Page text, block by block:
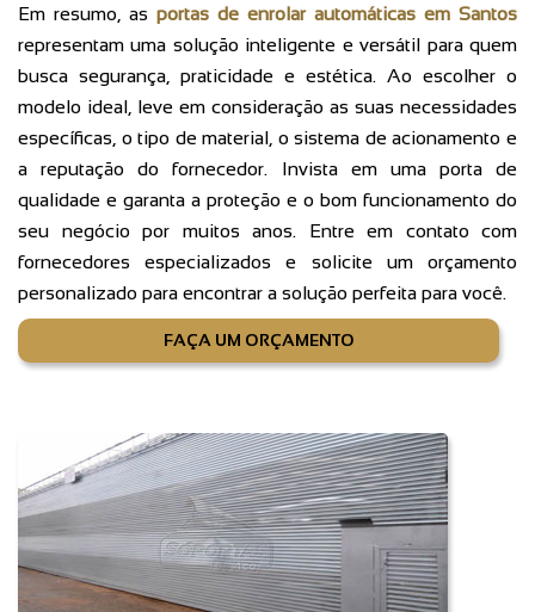
Em resumo, as portas de enrolar automáticas em Santos
representam uma solução inteligente e versátil para quem
busca segurança, praticidade e estética. Ao escolher o
modelo ideal, leve em consideração as suas necessidades
específicas, o tipo de material, o sistema de acionamento e
a reputação do fornecedor. Invista em uma porta de
qualidade e garanta a proteção e o bom funcionamento do
seu negócio por muitos anos. Entre em contato com
fornecedores especializados e solicite um orçamento
personalizado para encontrar a solução perfeita para você.
FAÇA UM ORÇAMENTO